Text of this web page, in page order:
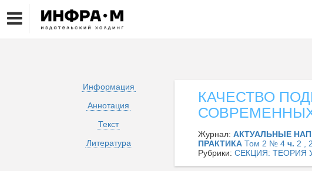
Информация
Аннотация
Текст
Литература
КАЧЕСТВО
Журнал: АКТУАЛЬНЫЕ
ПРАКТИКА Том 2 № 4 ч. 2 ,
Рубрики: СЕКЦИЯ: